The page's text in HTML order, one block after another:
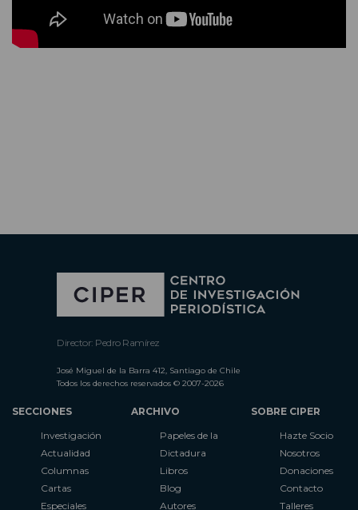
Director: Pedro Ramírez
José Miguel de la Barra 412, Santiago de Chile
Todos los derechos reservados © 2007-2026
SECCIONES
Investigación
Actualidad
Columnas
Cartas
Especiales
ARCHIVO
Papeles de la
Dictadura
Libros
Blog
Autores
SOBRE CIPER
Hazte Socio
Nosotros
Donaciones
Contacto
Talleres